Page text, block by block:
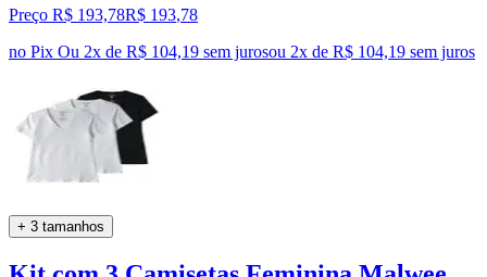
Preço R$ 193,78R$ 193,78
no Pix Ou 2x de R$ 104,19 sem jurosou 2x de R$ 104,19 sem juros
+ 3 tamanhos